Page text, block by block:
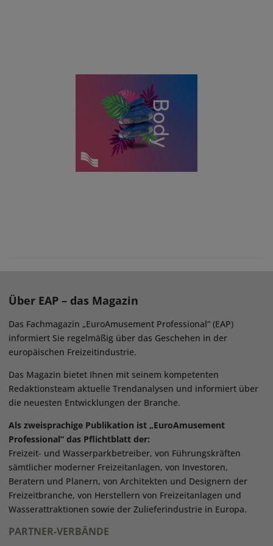
Über EAP – das Magazin
Das Fachmagazin „EuroAmusement Professional“ (EAP)
informiert Sie regelmäßig über das Geschehen in der
europäischen Freizeitindustrie.
Das Magazin bietet Ihnen mit seinem kompetenten
Redaktionsteam aktuelle Trendanalysen und informiert über
die neuesten Entwicklungen der Branche.
Als zweisprachige Publikation ist „EuroAmusement
Professional“ das Pflichtblatt der:
Freizeit- und Wasserparkbetreiber, von Führungskräften
sämtlicher moderner Freizeitanlagen, von Investoren,
Beratern und Planern, von Architekten und Designern der
Freizeitbranche, von Herstellern von Freizeitanlagen und
Wasserattraktionen sowie der Zulieferindustrie in Europa.
PARTNER-VERBÄNDE